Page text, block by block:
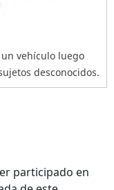
vehículo luego
desconocidos.
participado en